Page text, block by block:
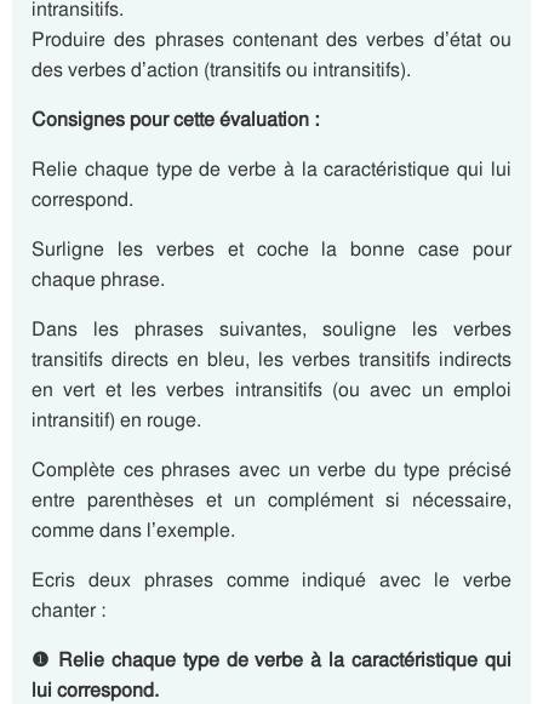
intransitifs.
Produire des phrases contenant des verbes d’état ou
des verbes d’action (transitifs ou intransitifs).
Consignes pour cette évaluation :
Relie chaque type de verbe à la caractéristique qui lui
correspond.
Surligne les verbes et coche la bonne case pour
chaque phrase.
Dans les phrases suivantes, souligne les verbes
transitifs directs en bleu, les verbes transitifs indirects
en vert et les verbes intransitifs (ou avec un emploi
intransitif) en rouge.
Complète ces phrases avec un verbe du type précisé
entre parenthèses et un complément si nécessaire,
comme dans l’exemple.
Ecris deux phrases comme indiqué avec le verbe
chanter :
❶ Relie chaque type de verbe à la caractéristique qui
lui correspond.